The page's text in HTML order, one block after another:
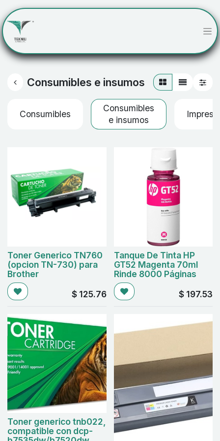
Consumibles e insumos
Consumibles
Consumibles
e insumos
Toner Generico TN760
(opcion TN-730) para
Brother
$ 125.76
Tanque De Tinta HP
GT52 Magenta 70ml
Rinde 8000 Páginas
$ 197.53
Toner generico tnb022,
compatible con dcp-